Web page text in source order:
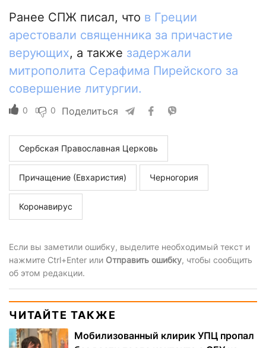
Ранее СПЖ писал, что в Греции
арестовали священника за причастие
верующих, а также задержали
митрополита Серафима Пирейского за
совершение литургии.
0 0 Поделиться
Сербская Православная Церковь
Причащение (Евхаристия) Черногория
Коронавирус
Если вы заметили ошибку, выделите необходимый текст и
нажмите Ctrl+Enter или Отправить ошибку, чтобы сообщить
об этом редакции.
ЧИТАЙТЕ ТАКЖЕ
Мобилизованный клирик УПЦ пропал